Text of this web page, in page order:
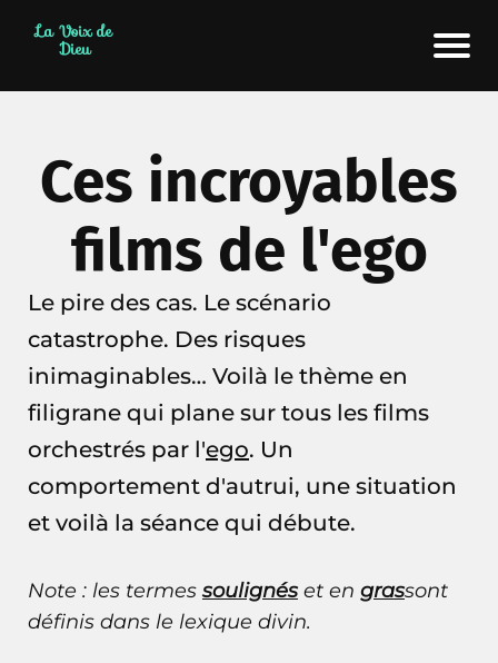
La Voix de
Dieu
Ces incroyables
films de l'ego
Le pire des cas. Le scénario
catastrophe. Des risques
inimaginables… Voilà le thème en
filigrane qui plane sur tous les films
orchestrés par l'ego. Un
comportement d'autrui, une situation
et voilà la séance qui débute.
Note : les termes soulignés et en grassont
définis dans le lexique divin.